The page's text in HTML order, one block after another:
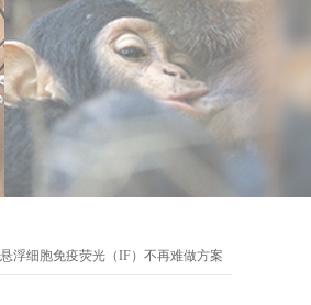
浮细胞免疫荧光（IF）不再难做方案